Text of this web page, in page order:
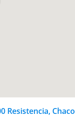
Resistencia, Chaco